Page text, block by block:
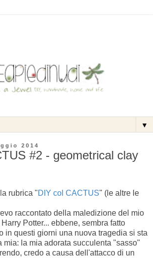
▼
2014
#2 - geometrical clay
rubrica "DIY col CACTUS" (le altre le
raccontato della maledizione del mio
Potter... ebbene, sembra fatto
in questi giorni una nuova tragedia si sta
mia: la mia adorata succulenta "sasso"
credo a causa dell'attacco di un